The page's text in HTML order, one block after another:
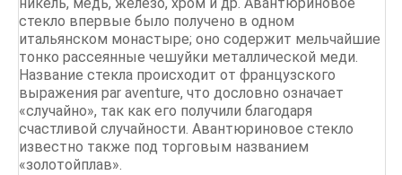
стекло впервые было получено в одном
итальянском монастыре; оно содержит мельчайшие
тонко рассеянные чешуйки металлической меди.
Название стекла происходит от французского
выражения par aventure, что дословно означает
«случайно», так как его получили благодаря
счастливой случайности. Авантюриновое стекло
известно также под торговым названием
«золотойплав».